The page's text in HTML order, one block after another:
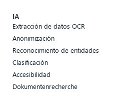
IA
Extracción de datos OCR
Anonimización
Reconocimiento de entidades
Clasificación
Accesibilidad
Dokumentenrecherche